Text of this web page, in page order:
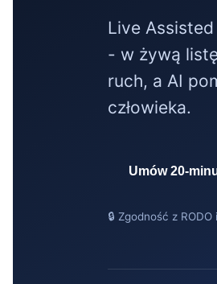
Live
- w żywą
ruch, a AI
człowieka.
Umów 20-
🔒 Zgodność z